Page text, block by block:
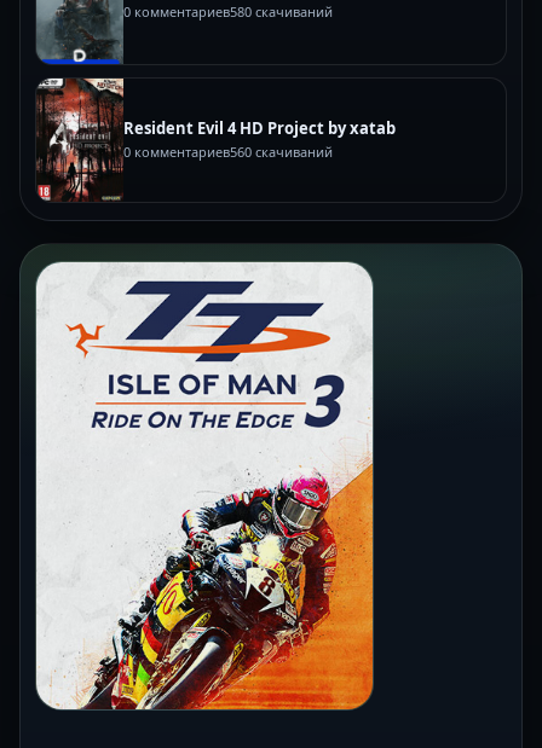
0 комментариев580 скачиваний
Resident Evil 4 HD Project by xatab
0 комментариев560 скачиваний